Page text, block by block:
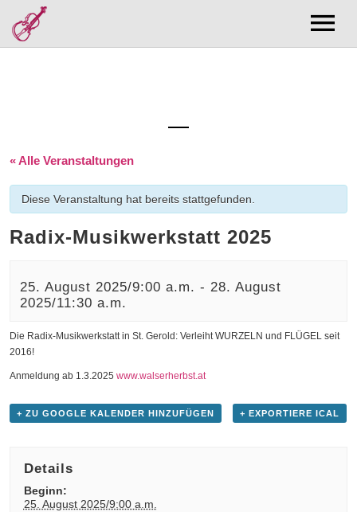
Kurse
Termine
Aktuell
« Alle Veranstaltungen
Diese Veranstaltung hat bereits stattgefunden.
Radix-Musikwerkstatt 2025
25. August 2025/9:00 a.m. - 28. August
2025/11:30 a.m.
Die Radix-Musikwerkstatt in St. Gerold: Verleiht WURZELN und FLÜGEL seit
2016!
Anmeldung ab 1.3.2025 www.walserherbst.at
+ ZU GOOGLE KALENDER HINZUFÜGEN + EXPORTIERE ICAL
Details
Beginn:
25. August 2025/9:00 a.m.